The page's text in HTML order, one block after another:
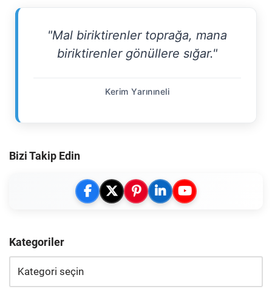
"Mal biriktirenler toprağa, mana
biriktirenler gönüllere sığar."
Kerim Yarınıneli
Bizi Takip Edin
Kategoriler